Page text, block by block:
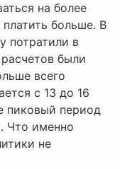
на более
больше. В
потратили в
были
всего
с 13 до 16
пиковый период
Что именно
не